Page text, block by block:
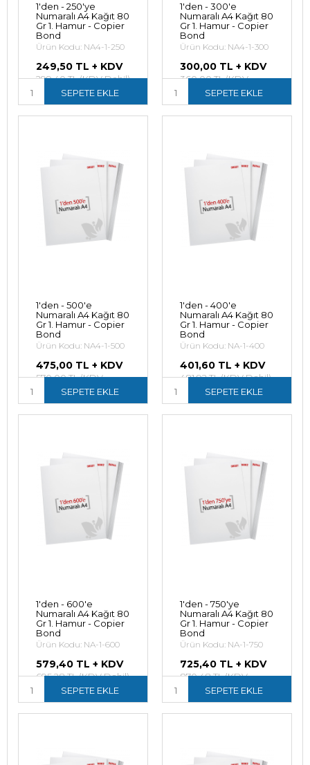
1'den - 250'ye
Numaralı A4 Kağıt 80
Gr 1. Hamur - Copier
Bond
Ürün Kodu: NA4-1-250
249,50 TL + KDV
299,40 TL (KDV Dahil)
SEPETE EKLE
1'den - 300'e
Numaralı A4 Kağıt 80
Gr 1. Hamur - Copier
Bond
Ürün Kodu: NA4-1-300
300,00 TL + KDV
360,00 TL (KDV
SEPETE EKLE
1'den - 500'e
Numaralı A4 Kağıt 80
Gr 1. Hamur - Copier
Bond
Ürün Kodu: NA4-1-500
475,00 TL + KDV
570,00 TL (KDV
SEPETE EKLE
1'den - 400'e
Numaralı A4 Kağıt 80
Gr 1. Hamur - Copier
Bond
Ürün Kodu: NA-1-400
401,60 TL + KDV
481,92 TL (KDV Dahil)
SEPETE EKLE
1'den - 600'e
Numaralı A4 Kağıt 80
Gr 1. Hamur - Copier
Bond
Ürün Kodu: NA-1-600
579,40 TL + KDV
695,28 TL (KDV Dahil)
SEPETE EKLE
1'den - 750'ye
Numaralı A4 Kağıt 80
Gr 1. Hamur - Copier
Bond
Ürün Kodu: NA-1-750
725,40 TL + KDV
870,48 TL (KDV
SEPETE EKLE